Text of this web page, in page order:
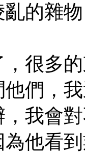
的雜
，很多
他們，
我會
他看